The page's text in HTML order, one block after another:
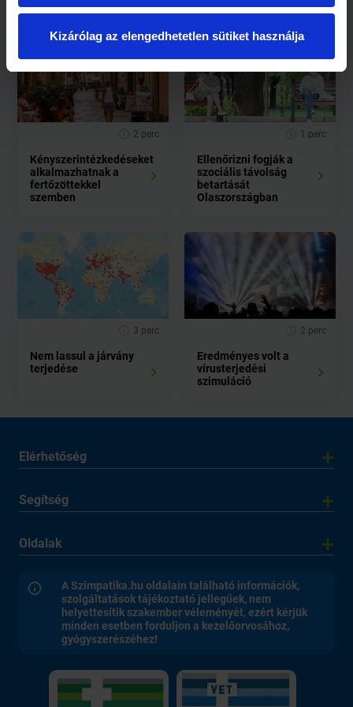
Kizárólag az elengedhetetlen sütiket használja
Kapcsolódó cikkek
2 perc
Kényszerintézkedéseket
alkalmazhatnak a
fertőzöttekkel
szemben
1 perc
Ellenőrizni fogják a
szociális távolság
betartását
Olaszországban
3 perc
Nem lassul a járvány
terjedése
2 perc
Eredményes volt a
vírusterjedési
szimuláció
Elérhetőség
Segítség
Oldalak
A Szimpatika.hu oldalain található információk,
szolgáltatások tájékoztató jellegűek, nem
helyettesítik szakember véleményét, ezért kérjük
minden esetben forduljon a kezelőorvosához,
gyógyszerészéhez!